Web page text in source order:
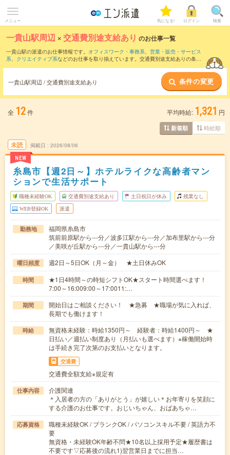
メニュー 気になる! ログイン 検索
一貴山駅周辺 ×交通費別途支給あり のお仕事一覧
一貴山駅の派遣のお仕事情報です。 オフィスワーク・事務系、 営業・販売・サービス
系、 クリエイティブ系などのお仕事を取り揃えています。交通費別途支給ありの条件
一貴山駅周辺 / 交通費別途支給あり 条件の変更
全 12件 平均時給: 1,321 円
新着順 時給順
未読
NEW
掲載日 2026/08/06
糸島市【週2日～】ホテルライクな高齢者マン
ションで生活サポート
職種未経験OK 交通費別途支給あり 土日祝日が休み 残業なし
WEB登録OK 派遣
勤務地
福岡県糸島市
筑前前原駅から---分／波多江駅から---分／加布里駅から---分
／美咲が丘駅から---分／一貴山駅から---分
曜日頻度 週2日～5日OK（月～金） ★土日休みOK
時間
★1日4時間～の時短シフトOK★スタート時間選べます！
7:00～16:009:00～17:0011:…
期間
開始日はご相談ください！ ★急募 ★職場が気に入れば、
長期でも働けます！
時給
無資格未経験：時給1350円～ 経験者：時給1400円～ ★
日払い／週払い制度あり（月払いも選べます）※稼働開始時
は手続き完了次第のお支払いとなります。
交通費
交通費全額支給※規定有
仕事内容
介護関連
＊入居者の方の「ありがとう」が嬉しい＊お年寄りを笑顔に
する介護のお仕事です。おじいちゃん、おばあちゃ…
応募資格
職種未経験OK / ブランクOK / パソコンスキル不要 / 英語力不
要
無資格・未経験OK年齢不問★10名以上採用予定★履歴書は
不要です▽応募後の流れ1)翌営業日までに担当…